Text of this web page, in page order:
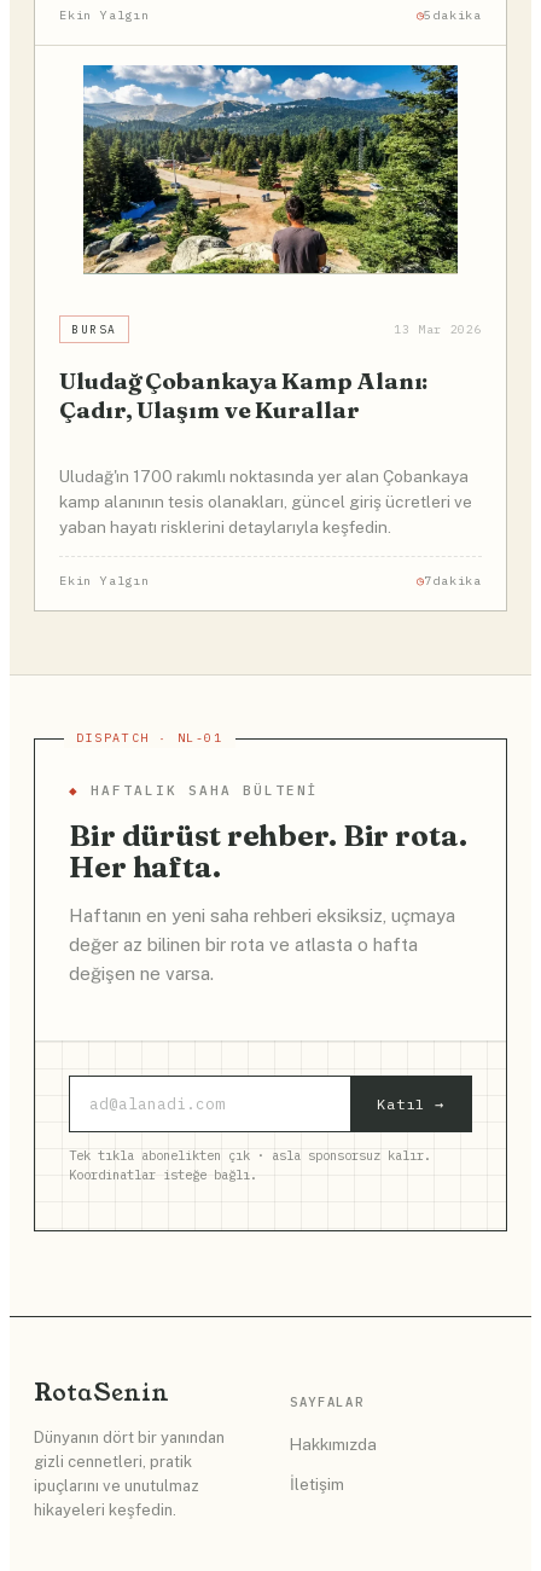
Ekin Yalgın 5dakika
BURSA 13 Mar 2026
Uludağ Çobankaya Kamp Alanı:
Çadır, Ulaşım ve Kurallar
Uludağ'ın 1700 rakımlı noktasında yer alan Çobankaya
kamp alanının tesis olanakları, güncel giriş ücretleri ve
yaban hayatı risklerini detaylarıyla keşfedin.
Ekin Yalgın 7dakika
◆ HAFTALIK SAHA BÜLTENI
Bir dürüst rehber. Bir rota.
Her hafta.
Haftanın en yeni saha rehberi eksiksiz, uçmaya
değer az bilinen bir rota ve atlasta o hafta
değişen ne varsa.
Katıl →
Tek tıkla abonelikten çık · asla sponsorsuz kalır.
Koordinatlar isteğe bağlı.
RotaSenin
Dünyanın dört bir yanından
gizli cennetleri, pratik
ipuçlarını ve unutulmaz
hikayeleri keşfedin.
SAYFALAR
Hakkımızda
İletişim